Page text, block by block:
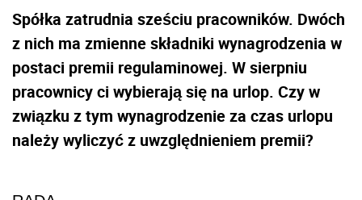
Spółka zatrudnia sześciu pracowników. Dwóch
z nich ma zmienne składniki wynagrodzenia w
postaci premii regulaminowej. W sierpniu
pracownicy ci wybierają się na urlop. Czy w
związku z tym wynagrodzenie za czas urlopu
należy wyliczyć z uwzględnieniem premii?